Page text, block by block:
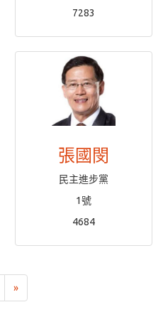
7283
張國閔
民主進步黨
1號
4684
»